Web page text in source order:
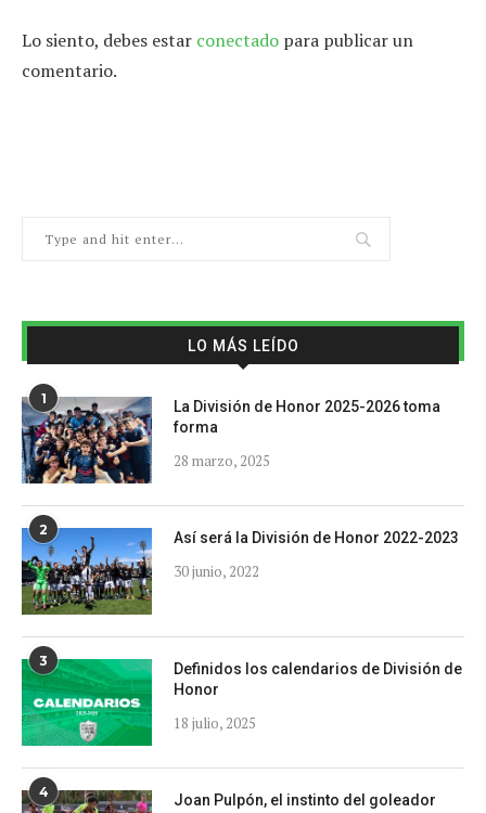
Lo siento, debes estar conectado para publicar un
comentario.
LO MÁS LEÍDO
1
La División de Honor 2025-2026 toma
forma
28 marzo, 2025
2 Así será la División de Honor 2022-2023
30 junio, 2022
3
Definidos los calendarios de División de
Honor
18 julio, 2025
4 Joan Pulpón, el instinto del goleador